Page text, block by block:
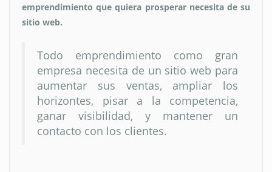
emprendimiento que quiera prosperar necesita de su
sitio web.
Todo emprendimiento como gran
empresa necesita de un sitio web para
aumentar sus ventas, ampliar los
horizontes, pisar a la competencia,
ganar visibilidad, y mantener un
contacto con los clientes.